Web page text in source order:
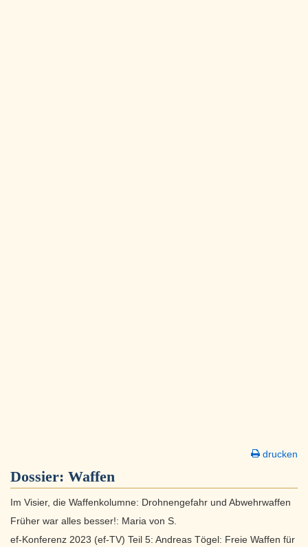
drucken
Dossier: Waffen
Im Visier, die Waffenkolumne: Drohnengefahr und Abwehrwaffen
Früher war alles besser!: Maria von S.
ef-Konferenz 2023 (ef-TV) Teil 5: Andreas Tögel: Freie Waffen für